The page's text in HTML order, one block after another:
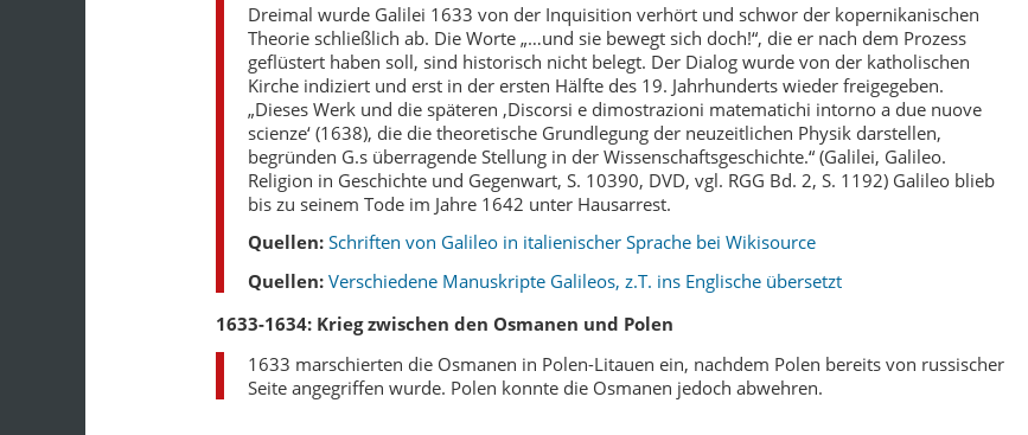
Dreimal wurde Galilei 1633 von der Inquisition verhört und schwor der kopernikanischen
Theorie schließlich ab. Die Worte „…und sie bewegt sich doch!“, die er nach dem Prozess
geflüstert haben soll, sind historisch nicht belegt. Der Dialog wurde von der katholischen
Kirche indiziert und erst in der ersten Hälfte des 19. Jahrhunderts wieder freigegeben.
„Dieses Werk und die späteren ‚Discorsi e dimostrazioni matematichi intorno a due nuove
scienze‘ (1638), die die theoretische Grundlegung der neuzeitlichen Physik darstellen,
begründen G.s überragende Stellung in der Wissenschaftsgeschichte.“ (Galilei, Galileo.
Religion in Geschichte und Gegenwart, S. 10390, DVD, vgl. RGG Bd. 2, S. 1192) Galileo blieb
bis zu seinem Tode im Jahre 1642 unter Hausarrest.
Quellen: Schriften von Galileo in italienischer Sprache bei Wikisource
Quellen: Verschiedene Manuskripte Galileos, z.T. ins Englische übersetzt
1633-1634: Krieg zwischen den Osmanen und Polen
1633 marschierten die Osmanen in Polen-Litauen ein, nachdem Polen bereits von russischer
Seite angegriffen wurde. Polen konnte die Osmanen jedoch abwehren.